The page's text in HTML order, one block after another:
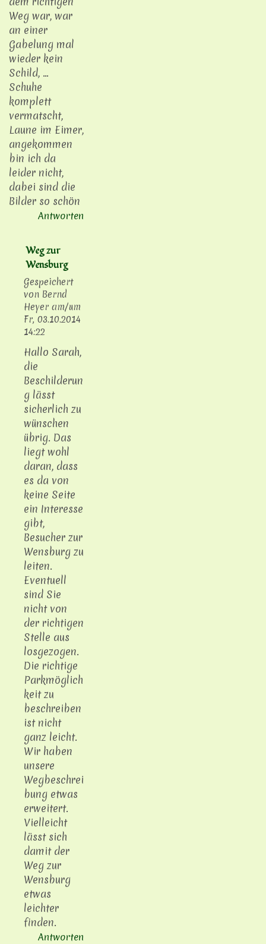
Weg war, war
an einer
Gabelung mal
wieder kein
Schild, ...
Schuhe
komplett
vermatscht,
Laune im Eimer,
angekommen
bin ich da
leider nicht,
dabei sind die
Bilder so schön
Antworten
Weg zur
Wensburg
Gespeichert
von Bernd
Heyer am/um
Fr, 03.10.2014
14:22
Hallo Sarah,
die
Beschilderun
g lässt
sicherlich zu
wünschen
übrig. Das
liegt wohl
daran, dass
es da von
keine Seite
ein Interesse
gibt,
Besucher zur
Wensburg zu
leiten.
Eventuell
sind Sie
nicht von
der richtigen
Stelle aus
losgezogen.
Die richtige
Parkmöglich
keit zu
beschreiben
ist nicht
ganz leicht.
Wir haben
unsere
Wegbeschrei
bung etwas
erweitert.
Vielleicht
lässt sich
damit der
Weg zur
Wensburg
etwas
leichter
finden.
Antworten